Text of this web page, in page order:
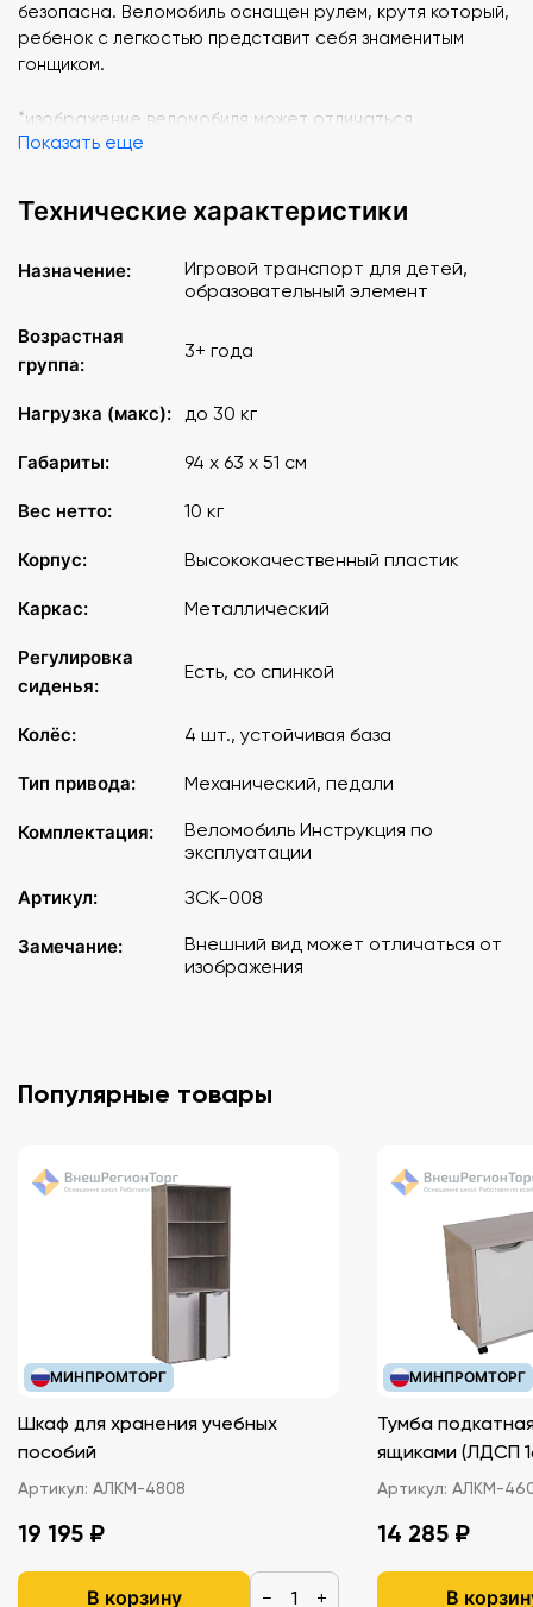
безопасна. Веломобиль оснащен рулем, крутя который,
ребенок с легкостью представит себя знаменитым
гонщиком.
*изображение веломобиля может отличаться
Показать еще
Технические характеристики
Назначение:
Игровой транспорт для детей,
образовательный элемент
Возрастная
группа:
3+ года
Нагрузка (макс): до 30 кг
Габариты: 94 х 63 х 51 см
Вес нетто: 10 кг
Корпус: Высококачественный пластик
Каркас: Металлический
Регулировка
сиденья:
Есть, со спинкой
Колёс: 4 шт., устойчивая база
Тип привода: Механический, педали
Комплектация:
Веломобиль Инструкция по
эксплуатации
Артикул:
ЗСК-008
Замечание:
Внешний вид может отличаться от
изображения
Популярные товары
МИНПРОМТОРГ
Шкаф для хранения учебных
пособий
Артикул: АЛКМ-4808
19 195 ₽
В корзину − +
МИНПРОМТОРГ
Тумба
ящиками
Артикул: АЛКМ-
14 285 ₽
В